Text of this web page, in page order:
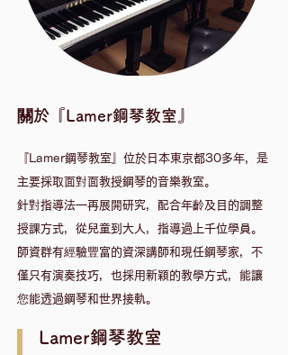
關於『Lamer鋼琴教室』
『Lamer鋼琴教室』位於日本東京都30多年，是
主要採取面對面教授鋼琴的音樂教室。
針對指導法一再展開研究，配合年齡及目的調整
授課方式，從兒童到大人，指導過上千位學員。
​師資群有經驗豐富的資深講師和現任鋼琴家，不
僅只有演奏技巧，也採用新穎的教學方式，能讓
您能透過鋼琴和世界接軌。
Lamer鋼琴教室